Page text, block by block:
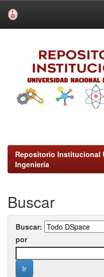
Repositorio Institucional
Ingeniería
Buscar
Buscar:
por